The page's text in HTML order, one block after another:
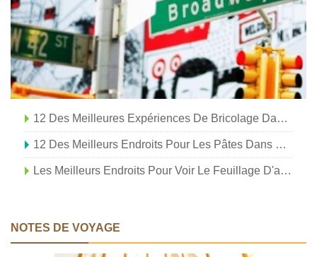
12 Des Meilleures Expériences De Bricolage Dans L'État De New York
12 Des Meilleurs Endroits Pour Les Pâtes Dans L'État De New York
Les Meilleurs Endroits Pour Voir Le Feuillage D'automne Dans L'État De New York
NOTES DE VOYAGE